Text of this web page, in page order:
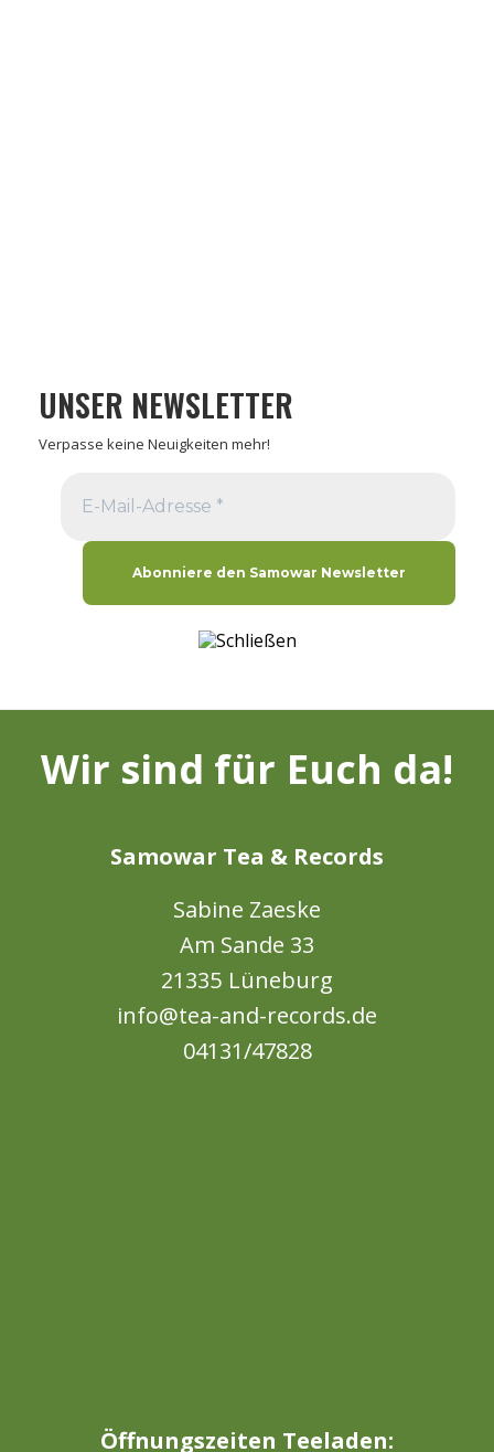
UNSER NEWSLETTER
Verpasse keine Neuigkeiten mehr!
Wir sind für Euch da!
Samowar Tea & Records
Sabine Zaeske
Am Sande 33
21335 Lüneburg
info@tea-and-records.de
04131/47828
Öffnungszeiten Teeladen: